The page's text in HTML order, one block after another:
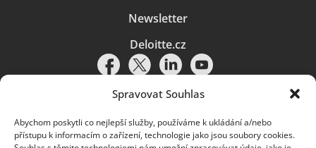
Spravovat Souhlas
Abychom poskytli co nejlepší služby, používáme k ukládání a/nebo
přístupu k informacím o zařízení, technologie jako jsou soubory cookies.
Newsletter
Deloitte.cz
Pravidla používání|Ochrana osobních údajů|Soubory cookies |
Deloitte.cz